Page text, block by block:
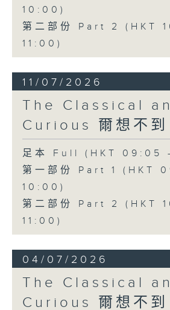
10:00)
第二部份 Part 2 (HKT
11:00)
11/07/2026
The Classical
Curious 爾想不到
足本 Full (HKT 09:05
第一部份 Part 1 (HKT
10:00)
第二部份 Part 2 (HKT
11:00)
04/07/2026
The Classical
Curious 爾想不到